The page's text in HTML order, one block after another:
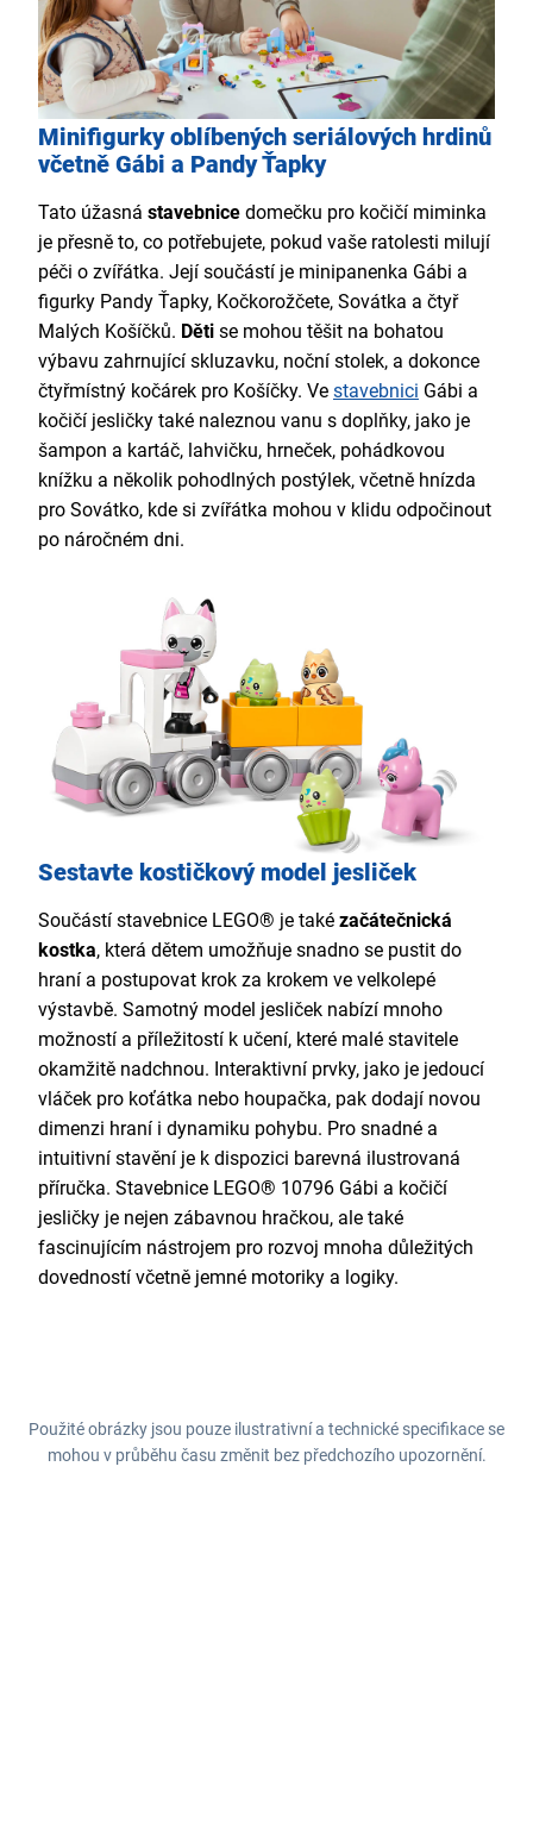
Minifigurky oblíbených seriálových hrdinů
včetně Gábi a Pandy Ťapky
Tato úžasná stavebnice domečku pro kočičí miminka
je přesně to, co potřebujete, pokud vaše ratolesti milují
péči o zvířátka. Její součástí je minipanenka Gábi a
figurky Pandy Ťapky, Kočkorožčete, Sovátka a čtyř
Malých Košíčků. Děti se mohou těšit na bohatou
výbavu zahrnující skluzavku, noční stolek, a dokonce
čtyřmístný kočárek pro Košíčky. Ve stavebnici Gábi a
kočičí jesličky také naleznou vanu s doplňky, jako je
šampon a kartáč, lahvičku, hrneček, pohádkovou
knížku a několik pohodlných postýlek, včetně hnízda
pro Sovátko, kde si zvířátka mohou v klidu odpočinout
po náročném dni.
Sestavte kostičkový model jesliček
Součástí stavebnice LEGO® je také začátečnická
kostka, která dětem umožňuje snadno se pustit do
hraní a postupovat krok za krokem ve velkolepé
výstavbě. Samotný model jesliček nabízí mnoho
možností a příležitostí k učení, které malé stavitele
okamžitě nadchnou. Interaktivní prvky, jako je jedoucí
vláček pro koťátka nebo houpačka, pak dodají novou
dimenzi hraní i dynamiku pohybu. Pro snadné a
intuitivní stavění je k dispozici barevná ilustrovaná
příručka. Stavebnice LEGO® 10796 Gábi a kočičí
jesličky je nejen zábavnou hračkou, ale také
fascinujícím nástrojem pro rozvoj mnoha důležitých
dovedností včetně jemné motoriky a logiky.
Použité obrázky jsou pouze ilustrativní a technické specifikace se
mohou v průběhu času změnit bez předchozího upozornění.